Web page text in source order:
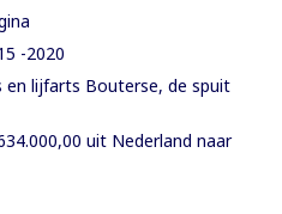
-2020
en lijfarts Bouterse, de spuit
uit Nederland naar